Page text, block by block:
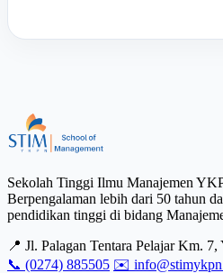
Sekolah Tinggi Ilmu Manajemen
Berpengalaman lebih dari 50 tahun
pendidikan tinggi di bidang
📍 Jl. Palagan Tentara Pelajar Km.
📞 (0274) 885505 ✉️